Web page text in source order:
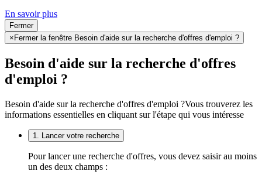
En savoir plus
Fermer
× Fermer la fenêtre Besoin d'aide sur la recherche d'offres d'emploi ?
Besoin d'aide sur la recherche d'offres
d'emploi ?
Besoin d'aide sur la recherche d'offres d'emploi ?Vous trouverez les
informations essentielles en cliquant sur l'étape qui vous intéresse
1. Lancer votre recherche
Pour lancer une recherche d'offres, vous devez saisir au moins
un des deux champs :